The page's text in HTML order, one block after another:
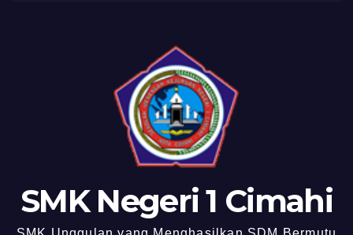
SMK Negeri 1 Cimahi